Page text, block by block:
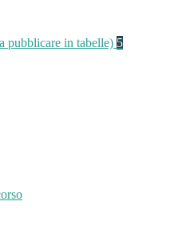
pubblicare in tabelle) 5